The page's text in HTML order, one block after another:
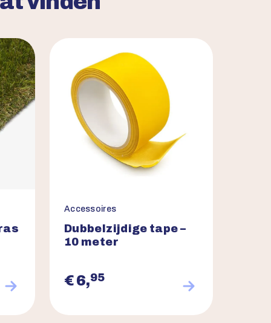
Accessoires
Dubbelzijdige tape –
10 meter
€ 6,95